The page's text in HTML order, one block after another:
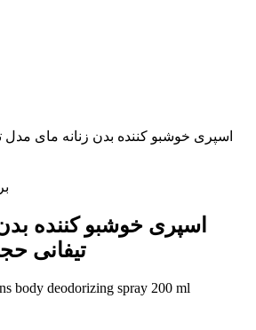
اسپری خوشبو کننده
تیفانی حجم 200 میلی
body deodorizing spray 200 ml